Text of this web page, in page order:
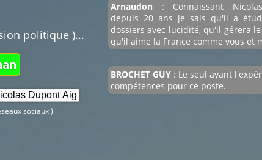
Arnaudon : Connaissant
depuis 20 ans je sais qu'il a
dossiers avec lucidité, qu'il gérera
qu'il aime la France comme vous et
BROCHET GUY : Le seul ayant
compétences pour ce poste.
politique )...
sociaux )